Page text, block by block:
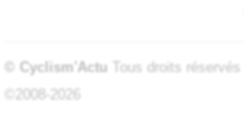
© Cyclism'Actu Tous droits réservés
©2008-2026